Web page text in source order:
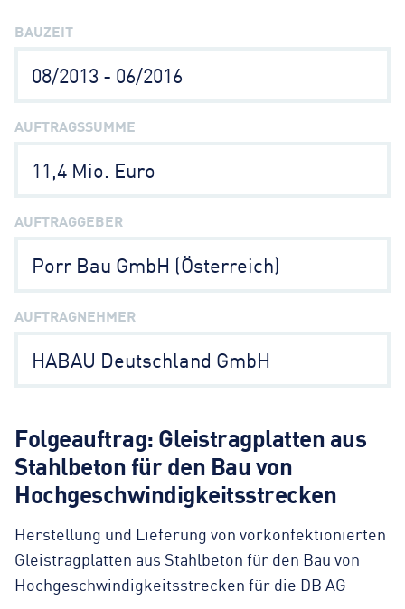
BAUZEIT
08/2013 - 06/2016
AUFTRAGSSUMME
11,4 Mio. Euro
AUFTRAGGEBER
Porr Bau GmbH (Österreich)
AUFTRAGNEHMER
HABAU Deutschland GmbH
Folgeauftrag: Gleistragplatten aus
Stahlbeton für den Bau von
Hochgeschwindigkeitsstrecken
Herstellung und Lieferung von vorkonfektionierten
Gleistragplatten aus Stahlbeton für den Bau von
Hochgeschwindigkeitsstrecken für die DB AG